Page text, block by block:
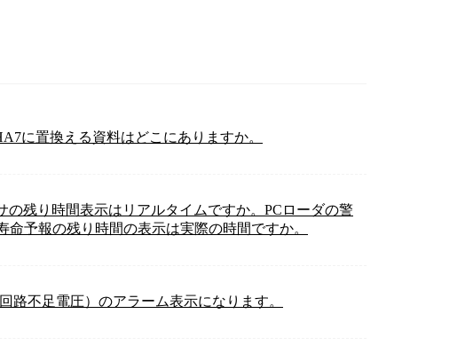
に置換える資料はどこにありますか。
の残り時間表示はリアルタイムですか。PCローダの警
予報の残り時間の表示は実際の時間ですか。
路不足電圧）のアラーム表示になります。